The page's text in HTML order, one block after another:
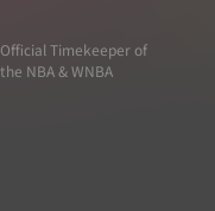
Official Timekeeper of
the NBA & WNBA